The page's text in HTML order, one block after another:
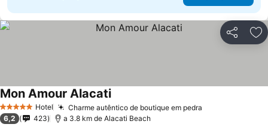
Partilhar
5 Estrelas Hotel Charme autêntico de boutique em pedra
Mon Amour AlacatiVer preços
6,2 423 a 3.8 km de Alacati Beach